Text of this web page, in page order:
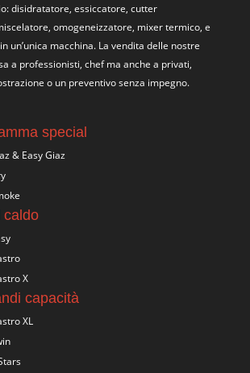
disidratatore, essiccatore, cutter
omogeneizzatore, mixer termico, e
un’unica macchina. La vendita delle nostre
a professionisti, chef ma anche a privati,
o un preventivo senza impegno.
special
& Easy Giaz
caldo
X
capacità
XL